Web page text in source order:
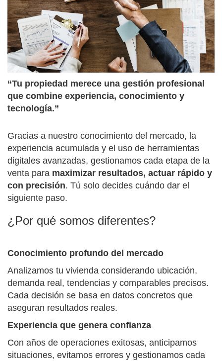
“Tu propiedad merece una gestión profesional
que combine experiencia, conocimiento y
tecnología.”
Gracias a nuestro conocimiento del mercado, la
experiencia acumulada y el uso de herramientas
digitales avanzadas, gestionamos cada etapa de la
venta para maximizar resultados, actuar rápido y
con precisión. Tú solo decides cuándo dar el
siguiente paso.
¿Por qué somos diferentes?
Conocimiento profundo del mercado
Analizamos tu vivienda considerando ubicación,
demanda real, tendencias y comparables precisos.
Cada decisión se basa en datos concretos que
aseguran resultados reales.
Experiencia que genera confianza
Con años de operaciones exitosas, anticipamos
situaciones, evitamos errores y gestionamos cada